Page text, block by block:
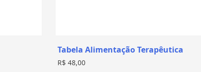
Tabela Alimentação Terapêutica
R$ 48,00